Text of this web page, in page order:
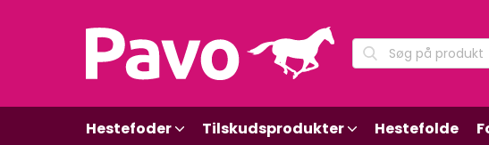
Hestefoder Tilskudsprodukter Hestefolde